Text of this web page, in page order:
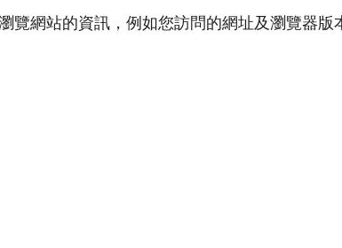
網站的資訊，例如您訪問的網址及瀏覽器版